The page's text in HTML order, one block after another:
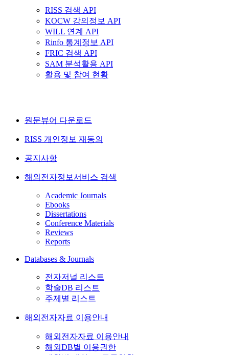
RISS 검색 API
KOCW 강의정보 API
WILL 연계 API
Rinfo 통계정보 API
FRIC 검색 API
SAM 분석활용 API
활용 및 참여 현황
원문뷰어 다운로드
RISS 개인정보 재동의
공지사항
해외전자정보서비스 검색
Academic Journals
Ebooks
Dissertations
Conference Materials
Reviews
Reports
Databases & Journals
전자저널 리스트
학술DB 리스트
주제별 리스트
해외전자자료 이용안내
해외전자자료 이용안내
해외DB별 이용권한